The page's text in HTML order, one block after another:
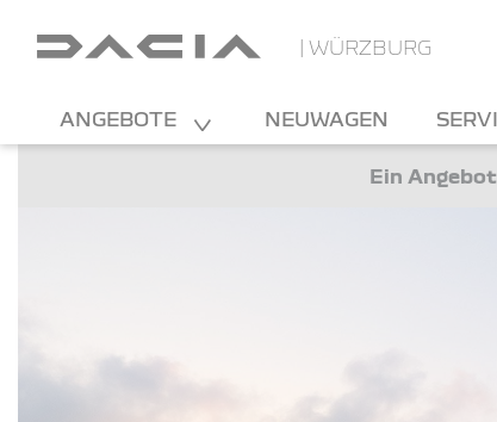
| WÜRZBURG
ANGEBOTE NEUWAGEN
Ein